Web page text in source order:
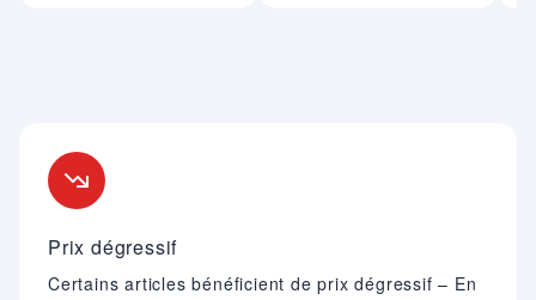
Prix dégressif
Certains articles bénéficient de prix dégressif – En